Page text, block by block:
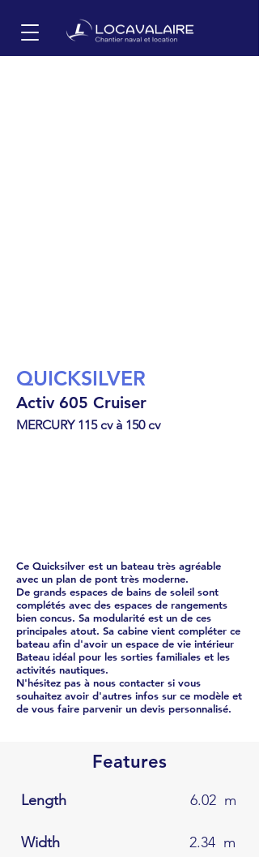
QUICKSILVER
Activ 605 Cruiser
MERCURY 115 cv à 150 cv
Ce Quicksilver est un bateau très agréable
avec un plan de pont très moderne.
De grands espaces de bains de soleil sont
complétés avec des espaces de rangements
bien concus. Sa modularité est un de ces
principales atout. Sa cabine vient compléter ce
bateau afin d'avoir un espace de vie intérieur
Bateau idéal pour les sorties familiales et les
activités nautiques.
N'hésitez pas à nous contacter si vous
souhaitez avoir d'autres infos sur ce modèle et
de vous faire parvenir un devis personnalisé.
Features
Length 6.02 m
Width 2.34 m